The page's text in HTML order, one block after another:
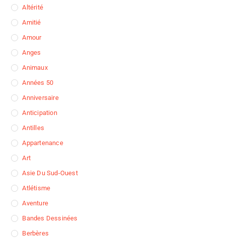
Altérité
Amitié
Amour
Anges
Animaux
Années 50
Anniversaire
Anticipation
Antilles
Appartenance
Art
Asie Du Sud-Ouest
Atlétisme
Aventure
Bandes Dessinées
Berbères